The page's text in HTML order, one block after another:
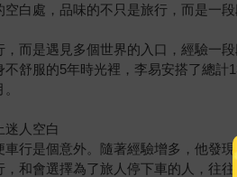
白處，品味的不只是旅行，而是一
而是遇見多個世界的入口，經驗一段
不舒服的5年時光裡，李易安搭了總
迷人空白
車行是個意外。隨著經驗增多，他發
，和會選擇為了旅人停下車的人，往